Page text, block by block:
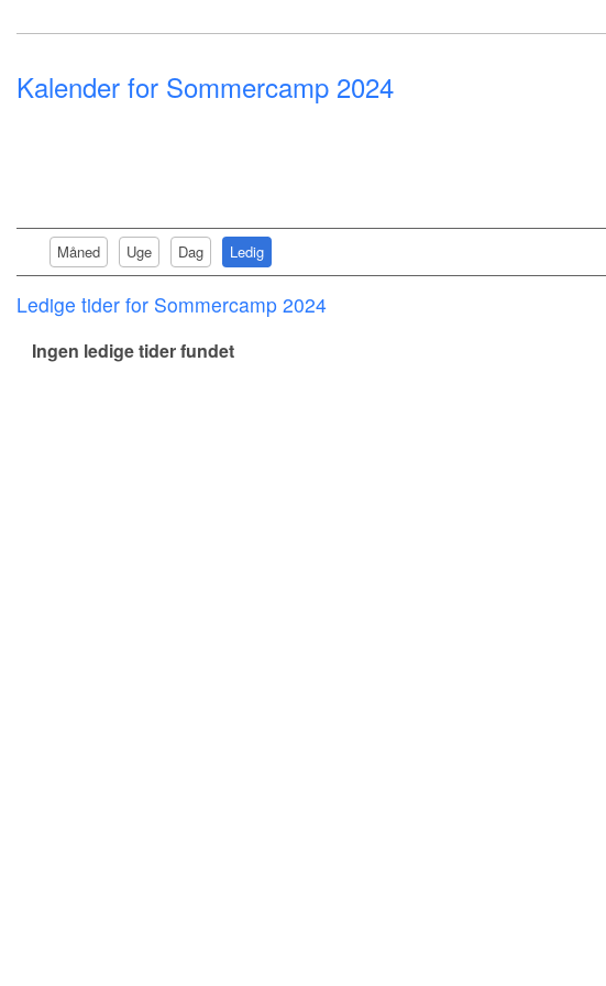
Kalender for Sommercamp 2024
Måned Uge Dag Ledig
Ledige tider for Sommercamp 2024
Ingen ledige tider fundet